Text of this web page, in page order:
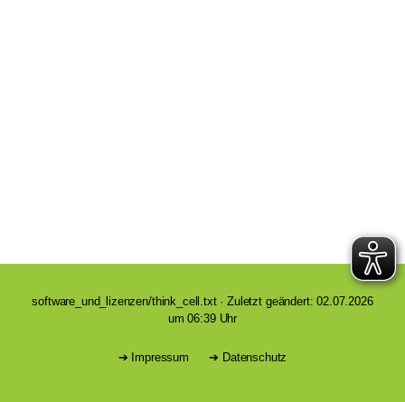
software_und_lizenzen/think_cell.txt· Zuletzt geändert: 02.07.2026
um 06:39 Uhr
Impressum Datenschutz